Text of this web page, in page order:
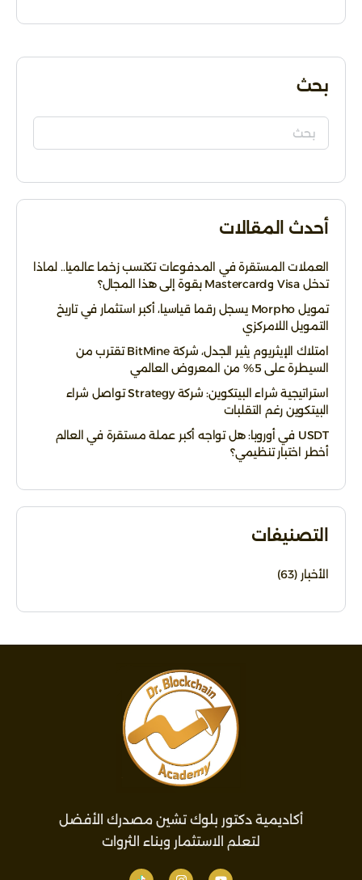
بحث
أحدث المقالات
العملات المستقرة في المدفوعات تكتسب زخما عالميا.. لماذا
تدخل Visa وMastercard بقوة إلى هذا المجال؟
تمويل Morpho يسجل رقما قياسيا، أكبر استثمار في تاريخ
التمويل اللامركزي
امتلاك الإيثريوم يثير الجدل، شركة BitMine تقترب من
السيطرة على 5% من المعروض العالمي
استراتيجية شراء البيتكوين: شركة Strategy تواصل شراء
البيتكوين رغم التقلبات
USDT في أوروبا: هل تواجه أكبر عملة مستقرة في العالم
أخطر اختبار تنظيمي؟
التصنيفات
الأخبار (63)
أكاديمية دكتور بلوك تشين مصدرك الأفضل
لتعلم الاستثمار وبناء الثروات